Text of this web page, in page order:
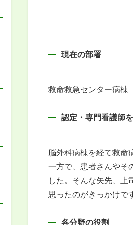
現在の部署
救命救急センター病棟
認定・専門看護師
脳外科病棟を経て救命
一方で、患者さんやそ
した。そんな矢先、上
思ったのがきっかけで
各分野の役割